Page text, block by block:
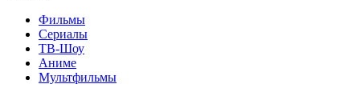
Фильмы
Сериалы
ТВ-Шоу
Аниме
Мультфильмы